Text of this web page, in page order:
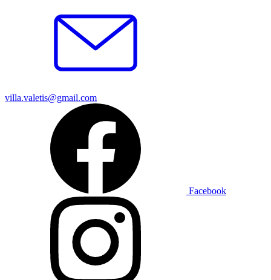
villa.valetis@gmail.com
Facebook